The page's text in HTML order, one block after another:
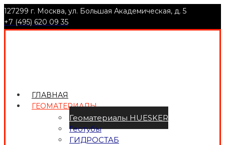
127299 г. Москва, ул. Большая Академическая, д. 5
+7 (495) 620 09 35
ГЛАВНАЯ
ГЕОМАТЕРИАЛЫ
Геоматериалы HUESKER
Геотубы
ГИДРОСТАБ